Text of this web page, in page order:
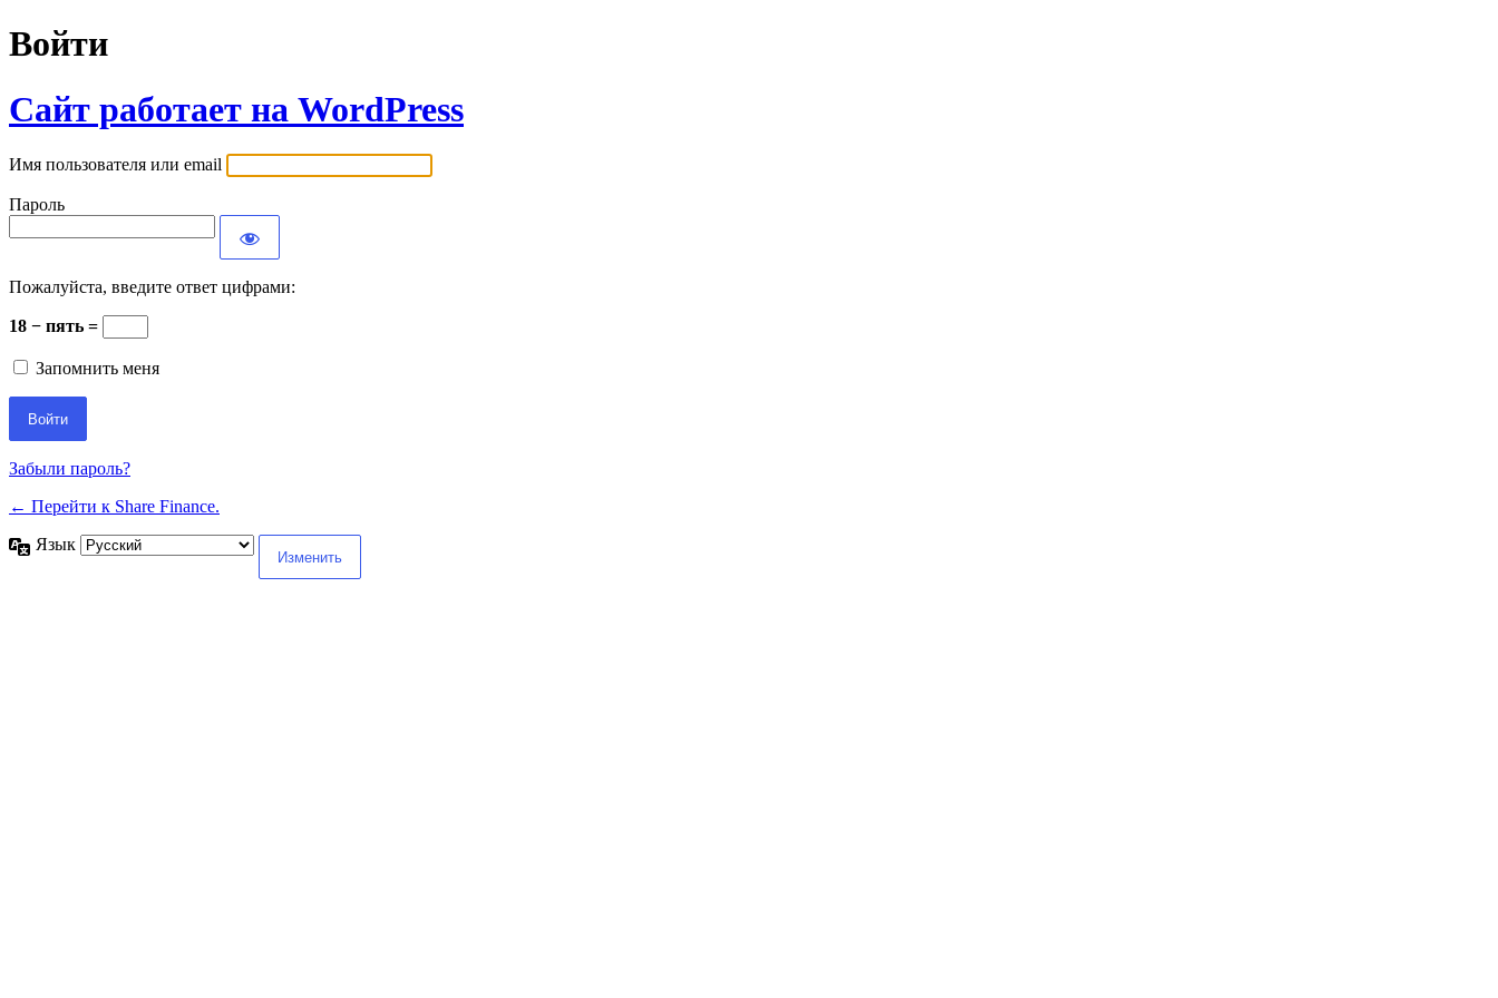
Войти
Сайт работает на WordPress
Имя пользователя или email
Пароль
Пожалуйста, введите ответ цифрами:
18 − пять =
Запомнить меня
Забыли пароль?
← Перейти к Share Finance.
Язык